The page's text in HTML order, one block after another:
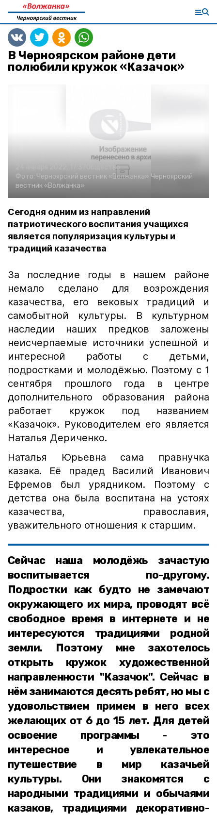
В Черноярском районе дети
полюбили кружок «Казачок»
Общество
Фото: Черноярский вестник «Волжанка» Черноярский
вестник «Волжанка»
Сегодня одним из направлений
патриотического воспитания учащихся
является популяризация культуры и
традиций казачества
За последние годы в нашем районе
немало сделано для возрождения
казачества, его вековых традиций и
самобытной культуры. В культурном
наследии наших предков заложены
неисчерпаемые источники успешной и
интересной работы с детьми,
подростками и молодёжью. Поэтому с 1
сентября прошлого года в центре
дополнительного образования района
работает кружок под названием
«Казачок». Руководителем его является
Наталья Дериченко.
Наталья Юрьевна сама правнучка
казака. Её прадед Василий Иванович
Ефремов был урядником. Поэтому с
детства она была воспитана на устоях
казачества, православия,
уважительного отношения к старшим.
Сейчас наша молодёжь зачастую
воспитывается по-другому.
Подростки как будто не замечают
окружающего их мира, проводят всё
свободное время в интернете и не
интересуются традициями родной
земли. Поэтому мне захотелось
открыть кружок художественной
направленности "Казачок". Сейчас в
нём занимаются десять ребят, но мы с
удовольствием примем в него всех
желающих от 6 до 15 лет. Для детей
освоение программы - это
интересное и увлекательное
путешествие в мир казачьей
культуры. Они знакомятся с
народными традициями и обычаями
казаков, традициями декоративно-